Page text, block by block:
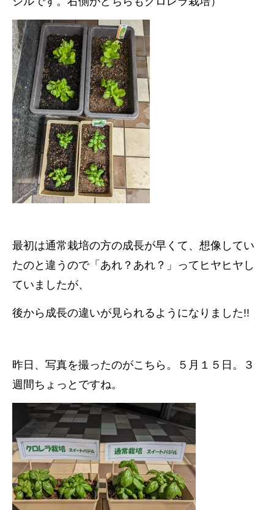
最初は通常栽培の方の成長が早くて、想像してい
たのと違うので「あれ？あれ？」ってヒヤヒヤし
ていましたが、
後から成長の違いが見られるようになりました!!
昨日、写真を撮ったのがこちら。５月１５日。３
週間ちょっとですね。